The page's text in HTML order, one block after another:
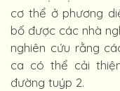
cơ thể ở phương
bố được các nhà
nghiên cứu rằng
ca có thể cải
đường tuýp 2.